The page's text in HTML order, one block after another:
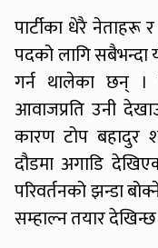
पार्टीका धेरै नेताहरू
पदको लागि सबैभन्दा
गर्न थालेका छन् ।
आवाजप्रति उनी
कारण टोप बहादुर
दौडमा अगाडि
परिवर्तनको झन्डा
सम्हाल्न तयार देखिन्छ